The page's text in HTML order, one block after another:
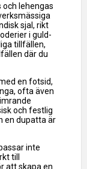
lehengas
sjal, rikt
i guld-
tillfällen,
där du
en fotsid,
ofta även
och festlig
en dupatta är
inte
till
att skapa en